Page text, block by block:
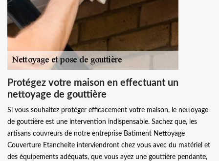
Protégez votre maison en effectuant un
nettoyage de gouttière
Si vous souhaitez protéger efficacement votre maison, le nettoyage
de gouttière est une intervention indispensable. Sachez que, les
artisans couvreurs de notre entreprise Batiment Nettoyage
Couverture Etancheite interviendront chez vous avec du matériel et
des équipements adéquats, que vous ayez une gouttière pendante,